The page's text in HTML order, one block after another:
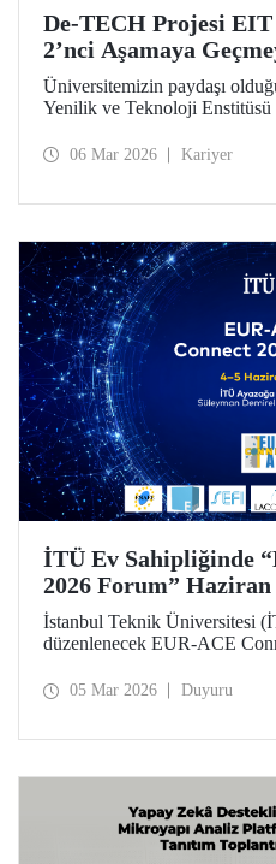
De-TECH Projesi
2’nci Aşamaya
Üniversitemizin paydaşı
Yenilik ve Teknoloji Enstitüsü
bulundu.
06 Mar 2026 Kariyer
İTÜ Ev Sahipliğinde
2026 Forum” Haziran
Düzenlenecek
İstanbul Teknik Üniversitesi
düzenlenecek EUR-ACE
Merkezi’nde mühendislik
05 Mar 2026 Duyuru